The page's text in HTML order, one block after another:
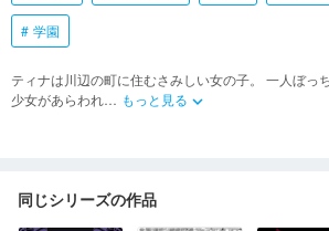
学園
ティナは川辺の町に住むさみしい女の子。 一人ぼっ
少女があらわれ… もっと見る keyboard_arrow_down
同じシリーズの作品